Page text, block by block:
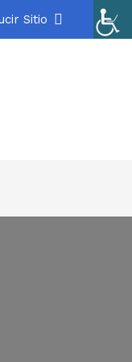
Sitio